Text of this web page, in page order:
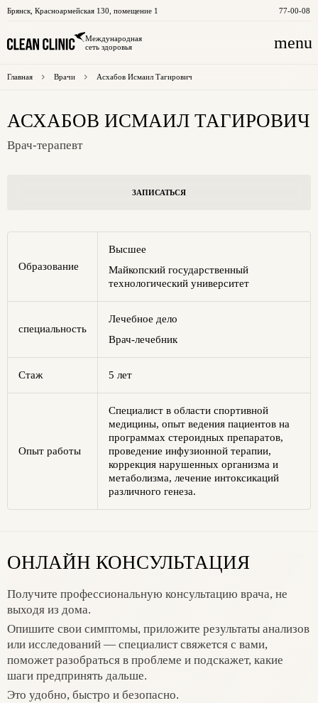
Брянск Красноармейская 130, помещение 1 77-00-08
Международная
сеть здоровья
menu
Главная Врачи Асхабов Исмаил Тагирович
АСХАБОВ ИСМАИЛ ТАГИРОВИЧ
Врач-терапевт
ЗАПИСАТЬСЯ
Образование
Высшее
Майкопский государственный
технологический университет
специальность
Лечебное дело
Врач-лечебник
Стаж 5 лет
Опыт работы
Специалист в области спортивной
медицины, опыт ведения пациентов на
программах стероидных препаратов,
проведение инфузионной терапии,
коррекция нарушенных организма и
метаболизма, лечение интоксикаций
различного генеза.
ОНЛАЙН КОНСУЛЬТАЦИЯ
Получите профессиональную консультацию врача, не
выходя из дома.
Опишите свои симптомы, приложите результаты анализов
или исследований — специалист свяжется с вами,
поможет разобраться в проблеме и подскажет, какие
шаги предпринять дальше.
Это удобно, быстро и безопасно.